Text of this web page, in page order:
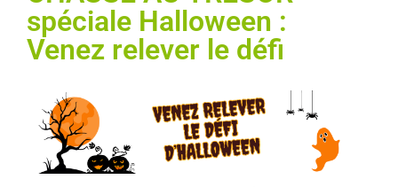
spéciale Halloween :
Venez relever le défi